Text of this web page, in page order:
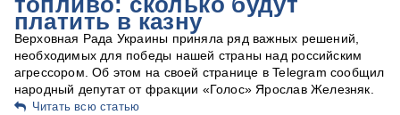
платить в казну
Верховная Рада Украины приняла ряд важных решений,
необходимых для победы нашей страны над российским
агрессором. Об этом на своей странице в Telegram сообщил
народный депутат от фракции «Голос» Ярослав Железняк.
Читать всю статью